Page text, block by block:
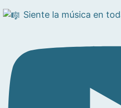
Siente la música en